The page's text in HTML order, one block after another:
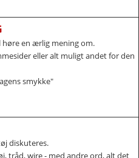
høre en ærlig mening om.
eller alt muligt andet for den
smykke"
diskuteres.
tråd, wire - med andre ord, alt det